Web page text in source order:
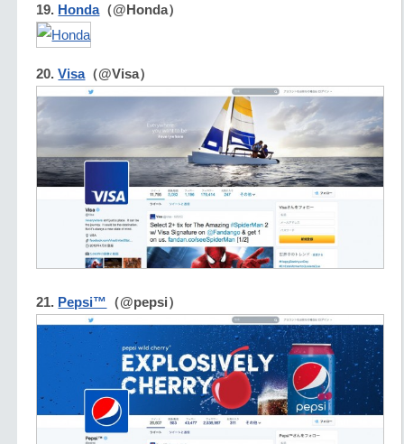
19. Honda（@Honda）
20.Visa（@Visa）
21. Pepsi™ （@pepsi）